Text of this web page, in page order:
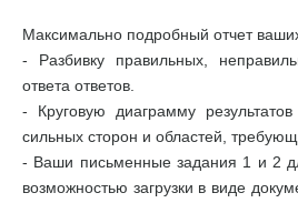
Максимально подробный отчет
- Разбивку правильных,
ответа ответов.
- Круговую диаграмму
сильных сторон и областей,
- Ваши письменные задания 1 и 2
возможностью загрузки в виде